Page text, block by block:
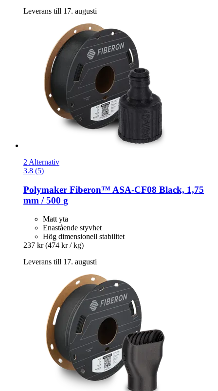
Leverans till 17. augusti
2 Alternativ
3.8 (5)
Polymaker Fiberon™ ASA-​CF08 Black, 1,75
mm / 500 g
Matt yta
Enastående styvhet
Hög dimensionell stabilitet
237 kr (474 kr / kg)
Leverans till 17. augusti